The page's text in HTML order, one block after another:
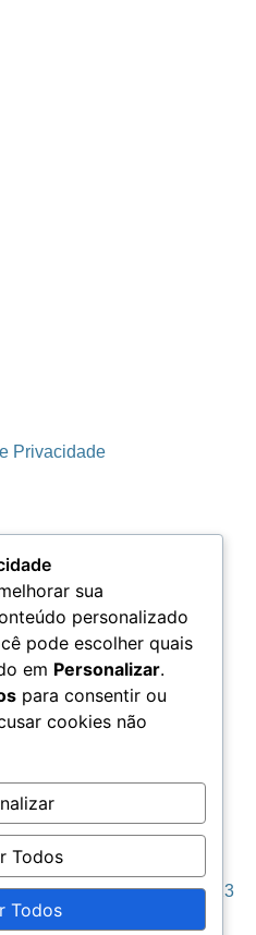
Privacidade
Condições
Seja Grato © 2023
“Dicolah MKT”
sua
personalizado
pode escolher quais
em Personalizar.
para consentir ou
cookies não
Todos
Todos